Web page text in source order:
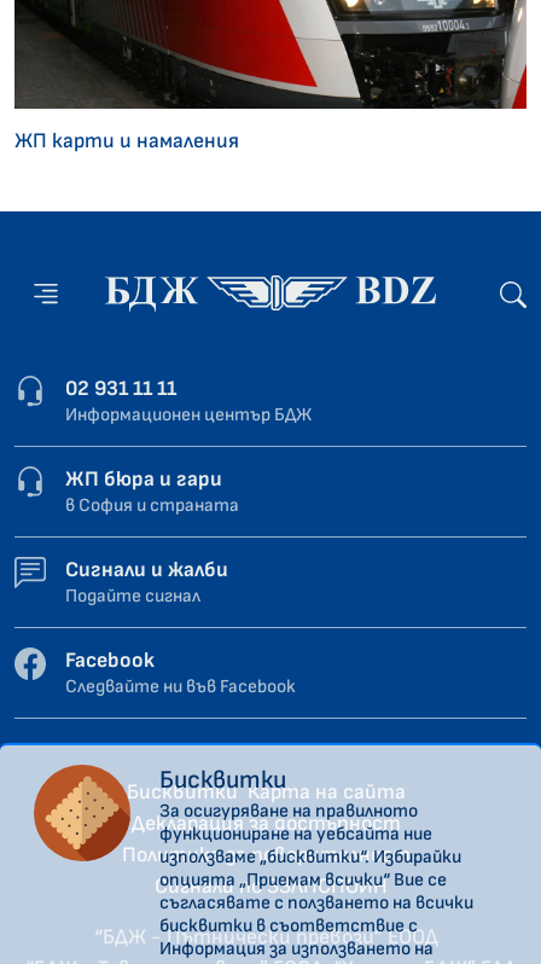
ЖП карти и намаления
02 931 11 11
Информационен център БДЖ
ЖП бюра и гари
в София и страната
Сигнали и жалби
Подайте сигнал
Facebook
Следвайте ни във Facebook
Бисквитки Карта на сайта
Декларация за достъпност
Политика за поверителност
Сигнали по ЗЗЛПСПОИН
“БДЖ - Пътнически превози” ЕООД
Бисквитки
За осигуряване на правилното
функциониране на уебсайта ние
използваме „бисквитки“. Избирайки
опцията „Приемам всички“ Вие се
съгласявате с ползването на всички
бисквитки в съответствие с
Информация за използването на